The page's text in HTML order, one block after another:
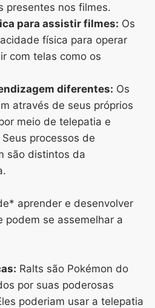
presentes nos filmes.
para assistir filmes: Os
física para operar
com telas como os
diferentes: Os
através de seus próprios
meio de telepatia e
processos de
são distintos da
aprender e desenvolver
podem se assemelhar a
Ralts são Pokémon do
por suas poderosas
poderiam usar a telepatia